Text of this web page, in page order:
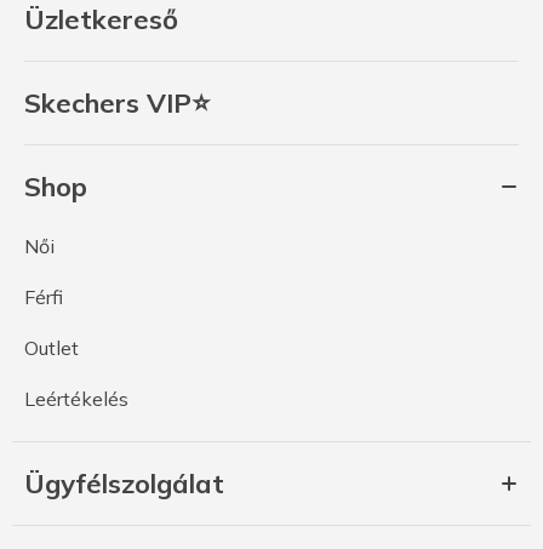
Üzletkereső
Skechers VIP⭐
Shop
Női
Férfi
Outlet
Leértékelés
Ügyfélszolgálat